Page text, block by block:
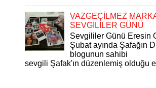
VAZGEÇİLMEZ
SEVGİLİLER GÜNÜ
Sevgililer Günü Eresin
Şubat ayında Şafağın
blogunun sahibi
sevgili Şafak'ın düzenlemiş olduğu